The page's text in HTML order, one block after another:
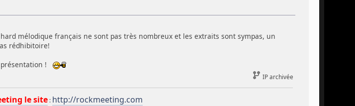
mélodique français ne sont pas très nombreux et les extraits sont sympas, un
rédhibitoire!
!
IP archivée
le site: http://rockmeeting.com